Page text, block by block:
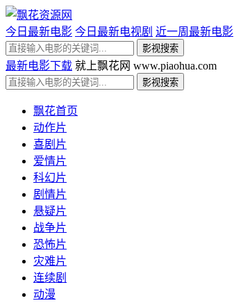
今日最新电影 今日最新电视剧 近一周最新电影
最新电影下载 就上飘花网 www.piaohua.com
飘花首页
动作片
喜剧片
爱情片
科幻片
剧情片
悬疑片
战争片
恐怖片
灾难片
连续剧
动漫